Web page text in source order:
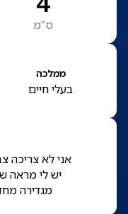
ס”מ
ממלכה
בעלי חיים
אני לא צריכה
יש לי מראה
מגדירה